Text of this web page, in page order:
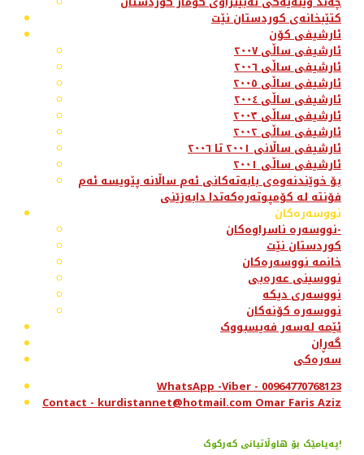
کتێبخانەی کوردستان نێت
ئارشیفی کۆن
ئارشیفی ساڵی ٢٠٠٧
ئارشیفی ساڵی ٢٠٠٦
ئارشیفی ساڵی ٢٠٠٥
ئارشیفی ساڵی ٢٠٠٤
ئارشیفی ساڵی ٢٠٠٣
ئارشیفی ساڵی ٢٠٠٢
ئارشیفی ساڵانی ٢٠٠١ تا ٢٠٠٦
ئارشیفی ساڵی ٢٠٠١
بۆ خوێندنەوەی بابەتەکانی ئەم ساڵانە پێویسە ئەم
فۆنتە لە کۆمپوتەرەکەتدا دابەزێنی
نووسەرەکان
نووسەرە ناسراوەکان-
کوردستان نێت
خانمە نووسەرەکان
نووسینی عەرەبی
نووسەری دیکە
نووسەرە کۆنەکان
ئێمە لەسەر فەیسبووک
گەڕان
سەرەکی
WhatsApp -Viber - 00964770768123
Contact - kurdistannet@hotmail.com Omar Faris Aziz
پەیامێک بۆ هاوڵاتیانی کەرکوک!